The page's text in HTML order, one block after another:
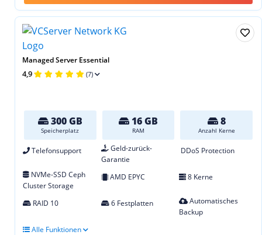
Managed Server Essential
4,9 (7)
300 GB
Speicherplatz
16 GB
RAM
8
Anzahl Kerne
Telefonsupport
Geld-zurück-
Garantie
DDoS Protection
NVMe-SSD Ceph
Cluster Storage
AMD EPYC 8 Kerne
RAID 10 6 Festplatten
Automatisches
Backup
Alle Funktionen